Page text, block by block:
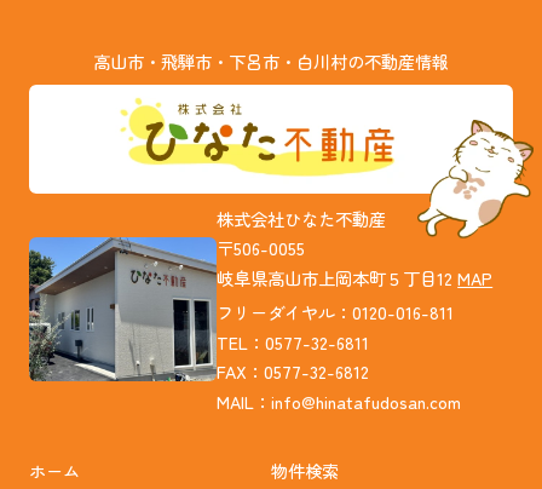
高山市・飛騨市・下呂市・白川村の不動産情報
株式会社ひなた不動産
〒506-0055
岐阜県高山市上岡本町５丁目12MAP
フリーダイヤル：0120-016-811
TEL：0577-32-6811
FAX：0577-32-6812
MAIL：info@hinatafudosan.com
ホーム
物件検索